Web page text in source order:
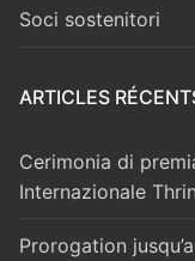
Soci sostenitori
ARTICLES
Cerimonia di
Internazionale
Prorogation